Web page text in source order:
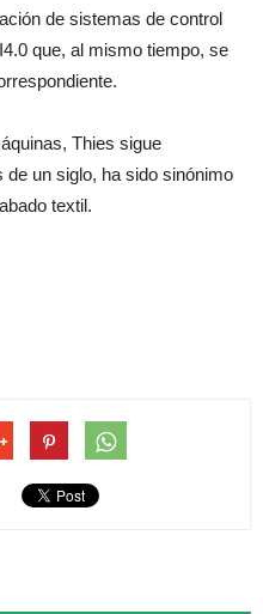
de sistemas de control
que, al mismo tiempo, se
Thies sigue
un siglo, ha sido sinónimo
textil.